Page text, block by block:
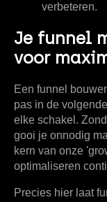
verbeteren.
Je funnel
voor
Een funnel
pas in de
elke schakel.
gooi je onnodig
kern van onze
optimaliseren
Precies hier laat